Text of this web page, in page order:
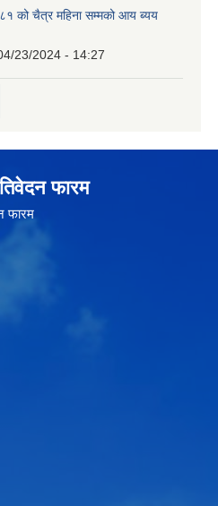
को चैत्र महिना सम्मको आय ब्यय
23/2024 - 14:27
फारम
फारम